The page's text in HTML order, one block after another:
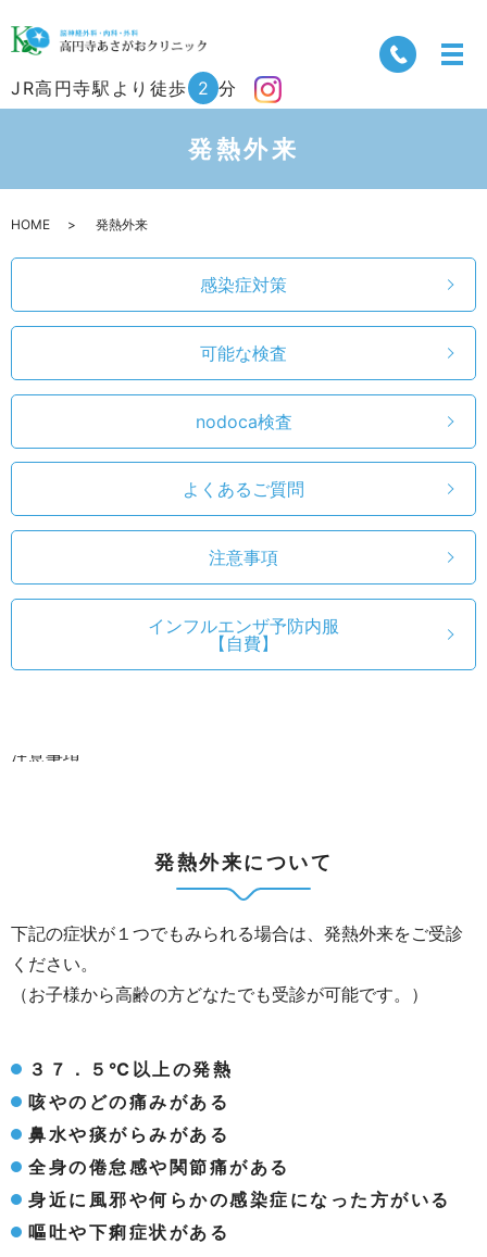
JR高円寺駅より徒歩 2 分
発熱外来
HOME 発熱外来
感染症対策
可能な検査
nodoca検査
よくあるご質問
注意事項
インフルエンザ予防内服
【自費】
注意事項
発熱外来について
下記の症状が１つでもみられる場合は、発熱外来をご受診
ください。
（お子様から高齢の方どなたでも受診が可能です。）
３７．５℃以上の発熱
咳やのどの痛みがある
鼻水や痰がらみがある
全身の倦怠感や関節痛がある
身近に風邪や何らかの感染症になった方がいる
嘔吐や下痢症状がある